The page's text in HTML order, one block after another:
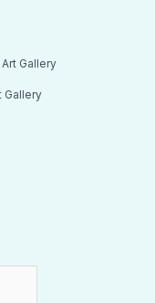
Gallery
Gallery